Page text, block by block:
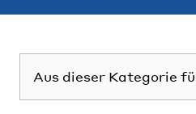
Aus dieser Kategorie